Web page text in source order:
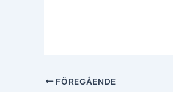
FÖREGÅENDE